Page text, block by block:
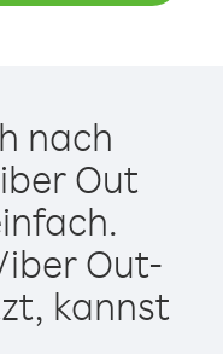
nach
Out
Out-
kannst